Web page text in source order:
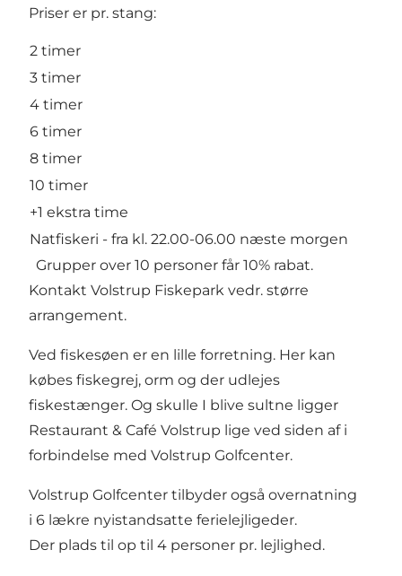
Priser er pr. stang:
2 timer
3 timer
4 timer
6 timer
8 timer
10 timer
+1 ekstra time
Natfiskeri - fra kl. 22.00-06.00 næste morgen
Grupper over 10 personer får 10% rabat.
Kontakt Volstrup Fiskepark vedr. større
arrangement.
Ved fiskesøen er en lille forretning. Her kan
købes fiskegrej, orm og der udlejes
fiskestænger. Og skulle I blive sultne ligger
Restaurant & Café Volstrup lige ved siden af i
forbindelse med Volstrup Golfcenter.
Volstrup Golfcenter tilbyder også overnatning
i 6 lækre nyistandsatte ferielejligeder.
Der plads til op til 4 personer pr. lejlighed.